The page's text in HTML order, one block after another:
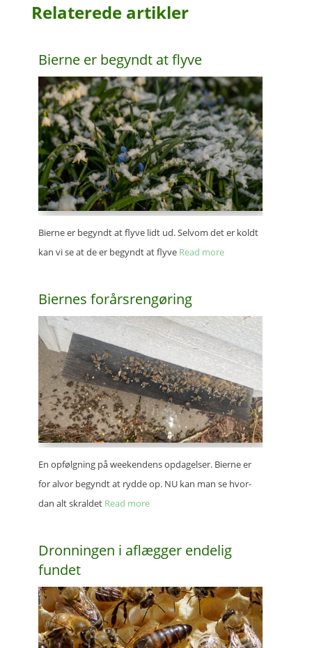
Rela­te­re­de artikler
Bierne er begyndt at flyve
Bierne er begyndt at flyve lidt ud. Selvom det er koldt
kan vi se at de er begyndt at flyve Read more
Bier­nes forårsrengøring
En opfølg­ning på weeken­dens opda­gel­ser. Bierne er
for alvor begyndt at rydde op. NU kan man se hvor­
dan alt skral­det Read more
Dron­nin­gen i aflæg­ger ende­lig
fundet